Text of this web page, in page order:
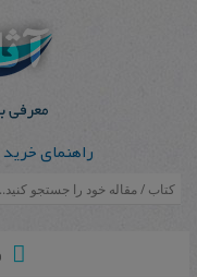
راهنمای خرید